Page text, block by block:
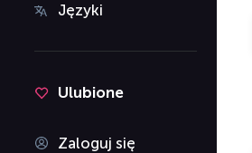
Języki
Ulubione
Zaloguj się